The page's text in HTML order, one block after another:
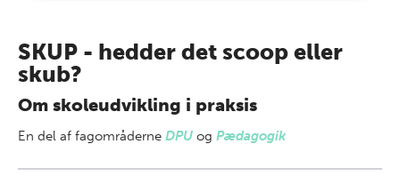
SKUP - hedder det scoop eller
skub?
Om skoleudvikling i praksis
En del af fagområderne DPU og Pædagogik